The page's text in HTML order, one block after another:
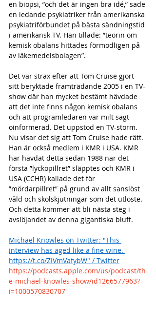
en biopsi, ”och det är ingen bra idé,” sade
en ledande psykiatriker från amerikanska
psykiatriförbundet på bästa sändningstid
i amerikansk TV. Han tillade: ”teorin om
kemisk obalans hittades förmodligen på
av läkemedelsbolagen”.
Det var strax efter att Tom Cruise gjort
sitt beryktade framträdande 2005 i en TV-
show där han mycket bestämt hävdade
att det inte finns någon kemisk obalans
och att programledaren var milt sagt
oinformerad. Det uppstod en TV-storm.
Nu visar det sig att Tom Cruise hade rätt.
Han är också medlem i KMR i USA. KMR
har hävdat detta sedan 1988 när det
första ”lyckopillret” släpptes och KMR i
USA (CCHR) kallade det för
”mördarpillret” på grund av allt sanslöst
våld och skolskjutningar som det utlöste.
Och detta kommer att bli nästa steg i
avslöjandet av denna gigantiska bluff.
Michael Knowles on Twitter: "This
interview has aged like a fine wine.
https://t.co/ZIVmVafybW" / Twitter
https://podcasts.apple.com/us/podcast/th
e-michael-knowles-show/id1266577963?
i=1000570830707